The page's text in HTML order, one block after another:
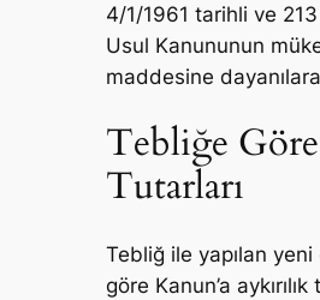
4/1/1961 tarihli ve 213
Usul Kanununun
maddesine
Tebliğe
Tutarları
Tebliğ ile yapılan
göre Kanun’a